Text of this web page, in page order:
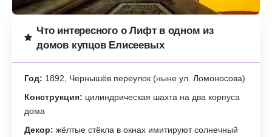
Что интересного о Лифт в одном из
домов купцов Елисеевых
Год: 1892, Чернышёв переулок (ныне ул. Ломоносова)
Конструкция: цилиндрическая шахта на два корпуса
дома
Декор: жёлтые стёкла в окнах имитируют солнечный